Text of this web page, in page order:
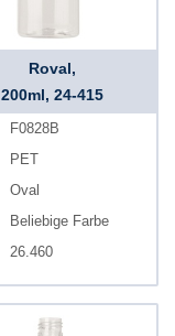
Roval,
200ml, 24-415
F0828B
PET
Oval
Beliebige Farbe
26.460